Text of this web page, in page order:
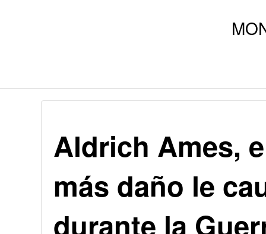
Aldrich Ames,
más daño le
durante la